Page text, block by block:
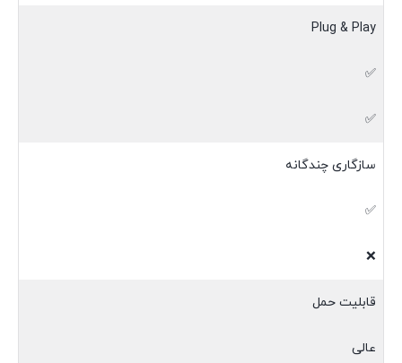
Plug & Play
✅
✅
سازگاری چندگانه
✅
❌
قابلیت حمل
عالی